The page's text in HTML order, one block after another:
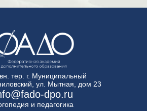
тер. г. Муниципальный
ул. Мытная, дом 23
dpo.ru
и педагогика